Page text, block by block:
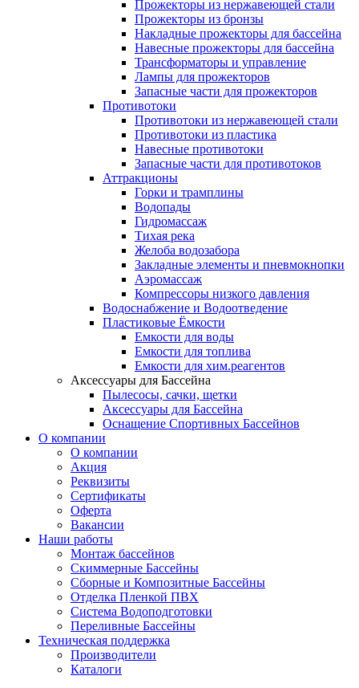
Прожекторы из нержавеющей стали
Прожекторы из бронзы
Накладные прожекторы для бассейна
Навесные прожекторы для бассейна
Трансформаторы и управление
Лампы для прожекторов
Запасные части для прожекторов
Противотоки
Противотоки из нержавеющей стали
Противотоки из пластика
Навесные противотоки
Запасные части для противотоков
Аттракционы
Горки и трамплины
Водопады
Гидромассаж
Тихая река
Желоба водозабора
Закладные элементы и пневмокнопки
Аэромассаж
Компрессоры низкого давления
Водоснабжение и Водоотведение
Пластиковые Ёмкости
Емкости для воды
Емкости для топлива
Емкости для хим.реагентов
Аксессуары для Бассейна
Пылесосы, сачки, щетки
Аксессуары для Бассейна
Оснащение Спортивных Бассейнов
О компании
О компании
Акция
Реквизиты
Сертификаты
Оферта
Вакансии
Наши работы
Монтаж бассейнов
Скиммерные Бассейны
Сборные и Композитные Бассейны
Отделка Пленкой ПВХ
Система Водоподготовки
Переливные Бассейны
Техническая поддержка
Производители
Каталоги